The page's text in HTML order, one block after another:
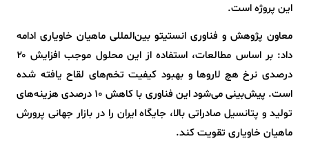
این پروژه است.
معاون پژوهش و فناوری انستیتو بین‌المللی ماهیان خاویاری ادامه
داد: بر اساس مطالعات، استفاده از این محلول موجب افزایش ۲۰
درصدی نرخ هچ لاروها و بهبود کیفیت تخم‌های لقاح یافته شده
است. پیش‌بینی می‌شود این فناوری با کاهش ۱۰ درصدی هزینه‌های
تولید و پتانسیل صادراتی بالا، جایگاه ایران را در بازار جهانی پرورش
ماهیان خاویاری تقویت کند.